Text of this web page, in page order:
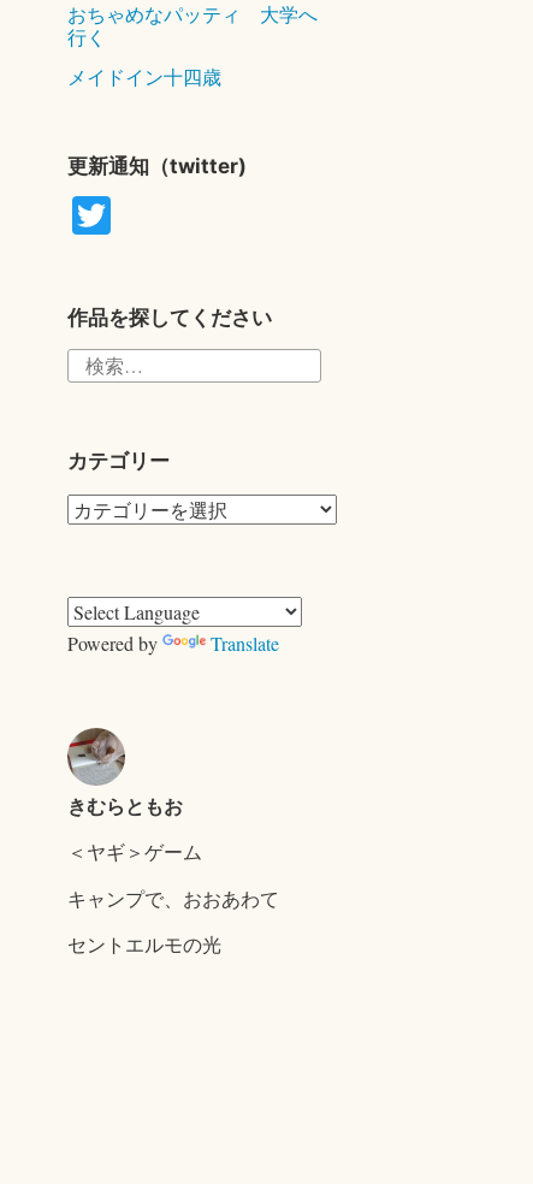
おちゃめなパッティ 大学へ
行く
メイドイン十四歳
更新通知（twitter)
T
r
作品を探してください
カテゴリー
カ
リ
ー
Powered by Translate
きむらともお
＜ヤギ＞ゲーム
キャンプで、おおあわて
セントエルモの光